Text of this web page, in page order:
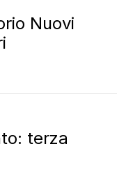
Nuovi
terza